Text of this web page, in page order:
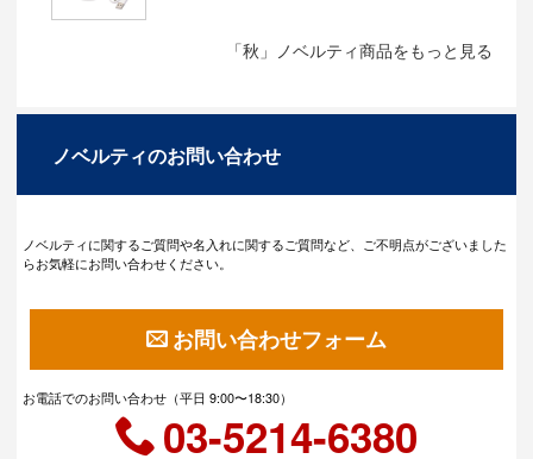
「秋」ノベルティ商品をもっと見る
ノベルティのお問い合わせ
ノベルティに関するご質問や名入れに関するご質問など、ご不明点がございました
らお気軽にお問い合わせください。
お問い合わせフォーム
お電話でのお問い合わせ（平日 9:00〜18:30）
03-5214-6380